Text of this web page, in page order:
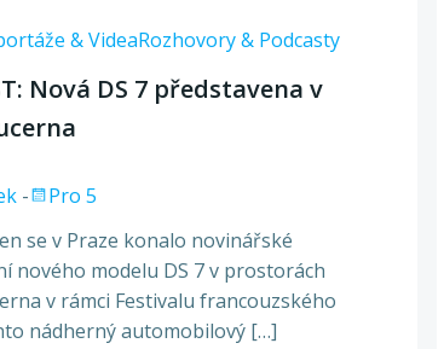
& VideaRozhovory & Podcasty
Nová DS 7 představena v
-
Pro 5
se v Praze konalo novinářské
nového modelu DS 7 v prostorách
v rámci Festivalu francouzského
nádherný automobilový […]